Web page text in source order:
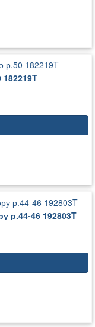
р.44-46 192803T